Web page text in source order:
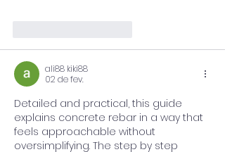
ali88 kiki88
02 de fev.
Detailed and practical, this guide
explains concrete rebar in a way that
feels approachable without
oversimplifying. The step by step